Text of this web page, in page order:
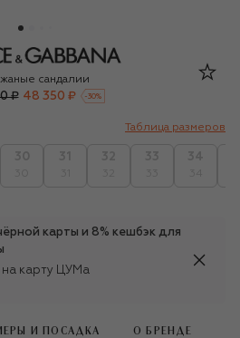
& Gabbana
сандалии
₽ 48 350 ₽ -30%
Таблица размеров
карты и 8% кешбэк для
карту ЦУМа
И ПОСАДКА О БРЕНДЕ